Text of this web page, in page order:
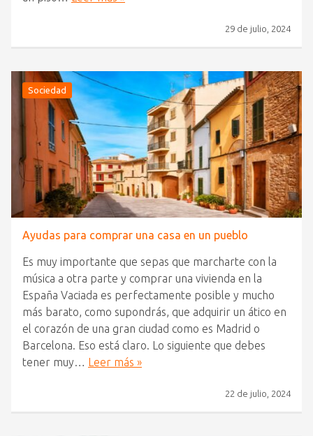
29 de julio, 2024
Sociedad
Ayudas para comprar una casa en un pueblo
Es muy importante que sepas que marcharte con la
música a otra parte y comprar una vivienda en la
España Vaciada es perfectamente posible y mucho
más barato, como supondrás, que adquirir un ático en
el corazón de una gran ciudad como es Madrid o
Barcelona. Eso está claro. Lo siguiente que debes
tener muy… Leer más »
22 de julio, 2024